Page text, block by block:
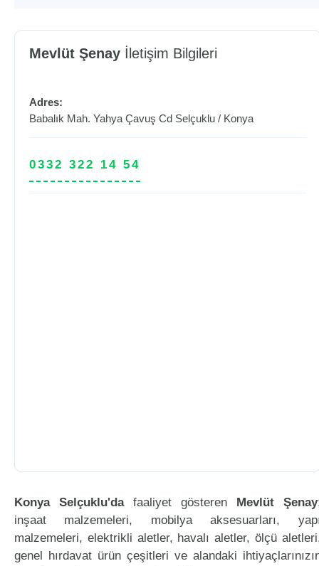
Mevlüt Şenay İletişim Bilgileri
Adres:
Babalık Mah. Yahya Çavuş Cd Selçuklu / Konya
0332 322 14 54
Konya Selçuklu'dafaaliyet gösteren Mevlüt Şenay
inşaat malzemeleri, mobilya aksesuarları,
malzemeleri, elektrikli aletler, havalı aletler, ölçü
genel hırdavat ürün çeşitleri ve alandaki